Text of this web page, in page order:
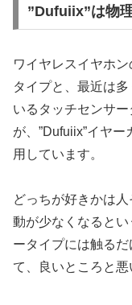
”Dufuiix”は物
ワイヤレスイヤホ
タイプと、最近は
いるタッチセンサ
が、”Dufuiix”イヤ
用しています。
どっちが好きかは
動が少なくなると
ータイプには触る
て、良いところと悪